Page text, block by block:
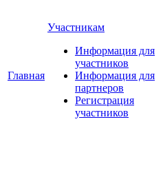
Главная
Участникам
Информация для
участников
Информация для
партнеров
Регистрация
участников